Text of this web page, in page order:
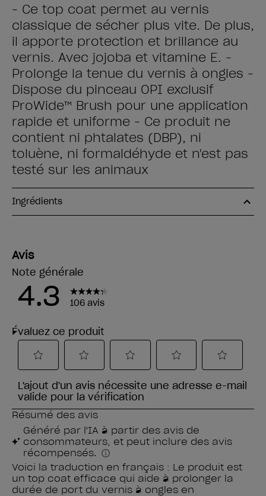
- Ce top coat permet au vernis
classique de sécher plus vite. De plus,
il apporte protection et brillance au
vernis. Avec jojoba et vitamine E. -
Prolonge la tenue du vernis à ongles -
Dispose du pinceau OPI exclusif
ProWide™ Brush pour une application
rapide et uniforme - Ce produit ne
contient ni phtalates (DBP), ni
toluène, ni formaldéhyde et n'est pas
testé sur les animaux
Ingrédients